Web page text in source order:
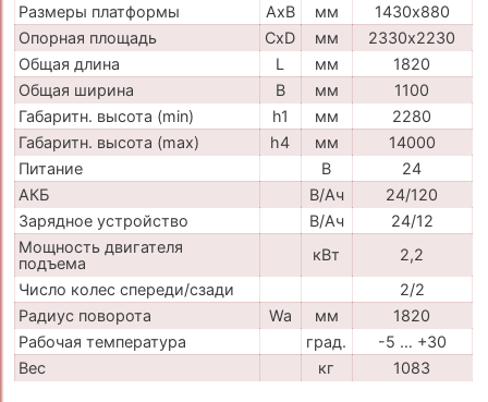
Размеры платформы
AxB мм
1430х880
Опорная площадь
CxD мм
2330х2230
Общая длина
L мм
1820
Общая ширина
B мм
1100
Габаритн. высота (min)
h1 мм
2280
Габаритн. высота (max)
h4 мм
14000
Питание
В
24
АКБ
В/Ач
24/120
Зарядное устройство
В/Ач
24/12
Мощность двигателя
подъема
кВт
2,2
Число колес спереди/сзади
2/2
Радиус поворота
Wa мм
1820
Рабочая температура
град.
-5 … +30
Вес
кг 1083